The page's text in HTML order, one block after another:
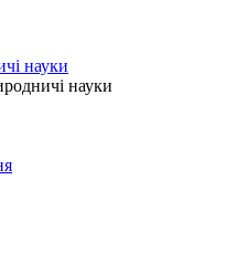
науки
науки